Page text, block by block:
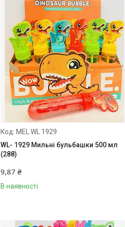
MEL WL 1929
WL- 1929 Мильні бульбашки 500 мл
(288)
9,87 ₴
В наявності